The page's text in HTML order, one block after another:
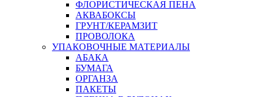
ФЛОРИСТИЧЕСКАЯ ПЕНА
АКВАБОКСЫ
ГРУНТ/КЕРАМЗИТ
ПРОВОЛОКА
УПАКОВОЧНЫЕ МАТЕРИАЛЫ
АБАКА
БУМАГА
ОРГАНЗА
ПАКЕТЫ